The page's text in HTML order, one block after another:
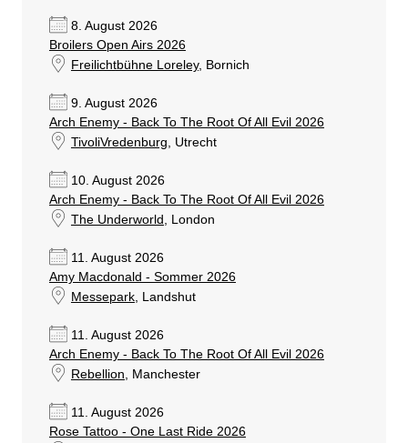
8. August 2026
Broilers Open Airs 2026
Freilichtbühne Loreley, Bornich
9. August 2026
Arch Enemy - Back To The Root Of All Evil 2026
TivoliVredenburg , Utrecht
10. August 2026
Arch Enemy - Back To The Root Of All Evil 2026
The Underworld , London
11. August 2026
Amy Macdonald - Sommer 2026
Messepark, Landshut
11. August 2026
Arch Enemy - Back To The Root Of All Evil 2026
Rebellion , Manchester
11. August 2026
Rose Tattoo - One Last Ride 2026